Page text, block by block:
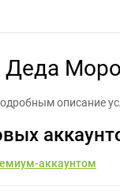
Деда
описание
аккаунтом